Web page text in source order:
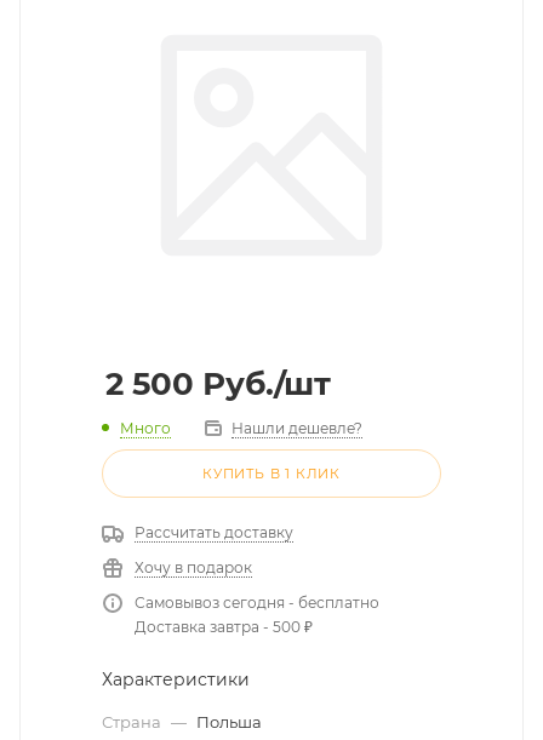
2 500 Руб./шт
Много Нашли дешевле?
КУПИТЬ В 1 КЛИК
Рассчитать доставку
Хочу в подарок
Самовывоз сегодня - бесплатно
Доставка завтра - 500 ₽
Характеристики
Страна — Польша